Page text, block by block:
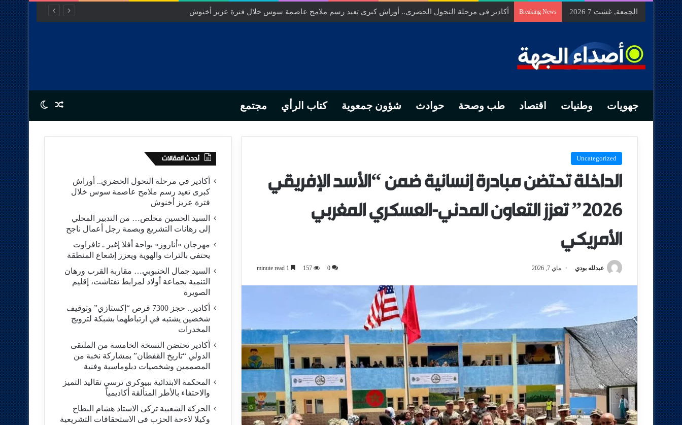
الجمعة, غشت 7 2026 Breaking News السيد الحسين مخلص… من التدبير المحلي إلى رهانات التشريع وبصمة رجل أعمال ناجح
جهويات وطنيات اقتصاد طب وصحة حوادث شؤون جمعوية كتاب الرأي مجتمع Random Article
Switch skin
Uncategorized
الداخلة تحتضن مبادرة إنسانية ضمن “الأسد الإفريقي
2026” تعزز التعاون المدني-العسكري المغربي
الأمريكي
عبدلله بودي ماي 7, 2026 0
157
أحدث المقالات
أكادير في مرحلة التحول الحضري.. أوراش
كبرى تعيد رسم ملامح عاصمة سوس خلال
فترة عزيز أخنوش
السيد الحسين مخلص… من التدبير المحلي
إلى رهانات التشريع وبصمة رجل أعمال ناجح
مهرجان «أناروز» بواحة أفلا إغير ـ تافراوت
يحتفي بالتراث والهوية ويعزز إشعاع المنطقة
السيد جمال الخنبوبي… مقاربة القرب ورهان
التنمية بجماعة أولاد لمرابط تفتاشت، إقليم
الصويرة
أكادير.. حجز 7300 قرص “إكستازي” وتوقيف
شخصين يشتبه في ارتباطهما بشبكة لترويج
المخدرات
أكادير تحتضن النسخة الخامسة من الملتقى
الدولي “تاريخ القفطان” بمشاركة نخبة من
المصممين وشخصيات دبلوماسية وفنية
المحكمة الابتدائية ببيوكرى ترسي تقاليد التميز
والاحتفاء بالأطر المتألقة أكاديمياً
الحركة الشعبية تزكى الاستاد هشام البطاح
وكيلا لاءحة الحزب فى الاستحقاقات التشريعية